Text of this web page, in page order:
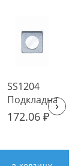
SS1204
Подкладная
пластина
172.06 ₽
›